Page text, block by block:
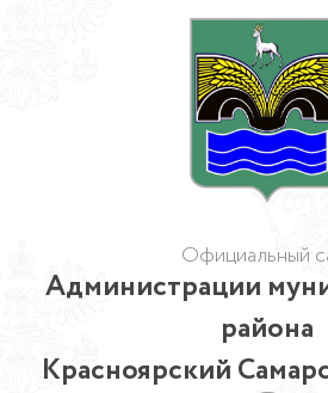
Официальный
Администрации
района
Красноярский